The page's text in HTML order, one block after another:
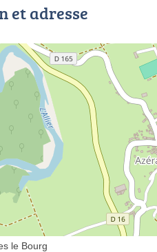
et adresse
le Bourg